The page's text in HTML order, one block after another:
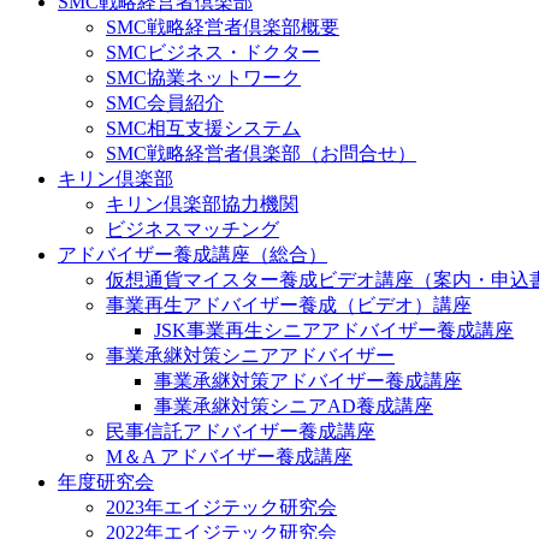
SMC戦略経営者倶楽部概要
SMCビジネス・ドクター
SMC協業ネットワーク
SMC会員紹介
SMC相互支援システム
SMC戦略経営者倶楽部（お問合せ）
キリン倶楽部
キリン倶楽部協力機関
ビジネスマッチング
アドバイザー養成講座（総合）
仮想通貨マイスター養成ビデオ講座（案内・申込
事業再生アドバイザー養成（ビデオ）講座
JSK事業再生シニアアドバイザー養成講座
事業承継対策シニアアドバイザー
事業承継対策アドバイザー養成講座
事業承継対策シニアAD養成講座
民事信託アドバイザー養成講座
M＆A アドバイザー養成講座
年度研究会
2023年エイジテック研究会
2022年エイジテック研究会